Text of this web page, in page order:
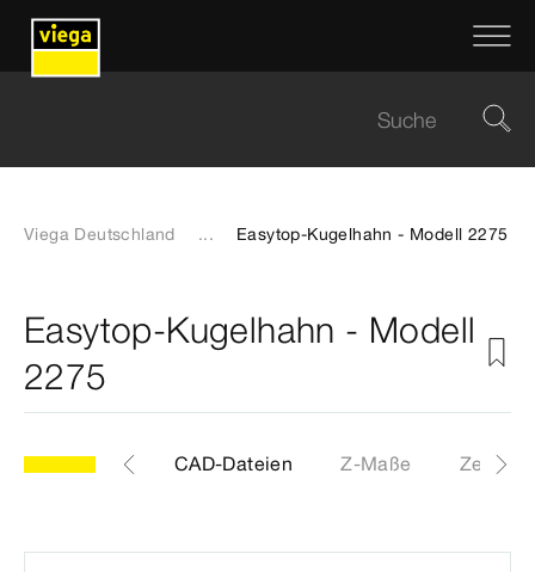
Viega Deutschland ... Easytop-Kugelhahn - Modell 2275
Easytop-Kugelhahn - Modell
2275
Etiketten CAD-Dateien Z-Maße